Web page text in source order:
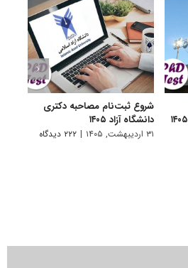
شروع ثبت‌نام مصاحبه دکتری
دانشگاه آزاد ۱۴۰۵
۳۱ اردیبهشت, ۱۴۰۵ | ۲۲۲ دیدگاه